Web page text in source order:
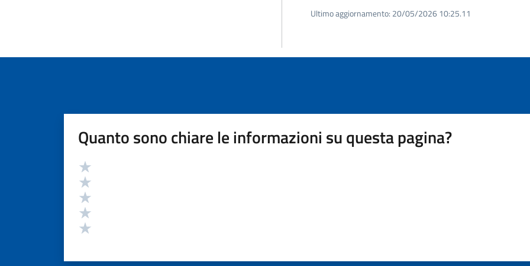
Ultimo aggiornamento: 20/05/2026 10:25.11
Quanto sono chiare le informazioni su questa pagina?
Valutazione